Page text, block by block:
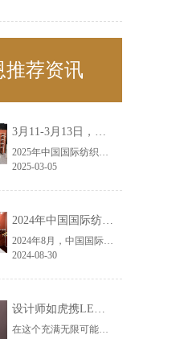
推荐资讯
3月11-3月13日，华恩诚邀您共赴上海面辅料春夏展——华恩
2025年中国国际纺织面料及辅料（春夏）博览会即将盛大开启！感谢您对华恩品牌的关注！3.11-3.13，杭州华恩（LEMONLEE）诚邀您共赴这场春日的宴会！
2025-03-05
2024年中国国际纺织面料及辅料（秋冬）博览会完美收官！——华恩
2024年8月，中国国际纺织面料及辅料（秋冬）博览会完美收官！作为一家拥有30年历史的专业衣架制造商，我们非常荣幸能够参与这一盛会，并在此期间与众多客户进行了广泛而深入的交流。
2024-08-30
设计师如虎携LEMONLEE红雪松礼盒荣获第六届未来·已来香港新锐当代设计奖铜奖
在这个充满无限可能的2024年夏季，LEMONLEE品牌设计师如虎以其非凡的创意与对自然的深刻理解，精心打造的红雪松木球礼盒，在“2024未来·已来——第六届香港新锐当代设计奖”中摘得铜奖。这不仅是对设计师如虎原创设计能力的嘉奖，更是对LEMONLEE品牌的高度认可。